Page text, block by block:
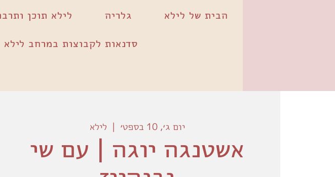
הבית של לילא גלריה לילא תוכן
סדנאות לקבוצות במרחב לילא
יום ג׳, 10 בספט׳
  |
לילא
אשטנגה יוגה | עם שי